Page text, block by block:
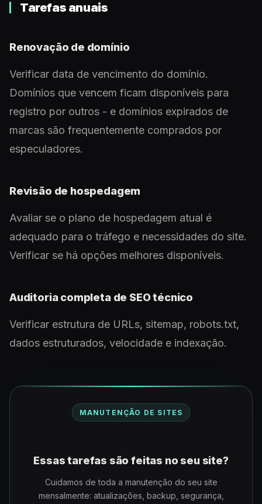
Tarefas anuais
Renovação de domínio
Verificar data de vencimento do domínio.
Domínios que vencem ficam disponíveis para
registro por outros - e domínios expirados de
marcas são frequentemente comprados por
especuladores.
Revisão de hospedagem
Avaliar se o plano de hospedagem atual é
adequado para o tráfego e necessidades do site.
Verificar se há opções melhores disponíveis.
Auditoria completa de SEO técnico
Verificar estrutura de URLs, sitemap, robots.txt,
dados estruturados, velocidade e indexação.
MANUTENÇÃO DE SITES
Essas tarefas são feitas no seu site?
Cuidamos de toda a manutenção do seu site
mensalmente: atualizações, backup, segurança,